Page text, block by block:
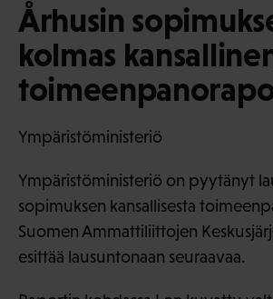
Århusin
kolmas
Ympäristöministeriö
Ympäristöministeriö on pyytänyt
sopimuksen kansallisesta
Suomen Ammattiliittojen
esittää lausuntonaan seuraavaa.